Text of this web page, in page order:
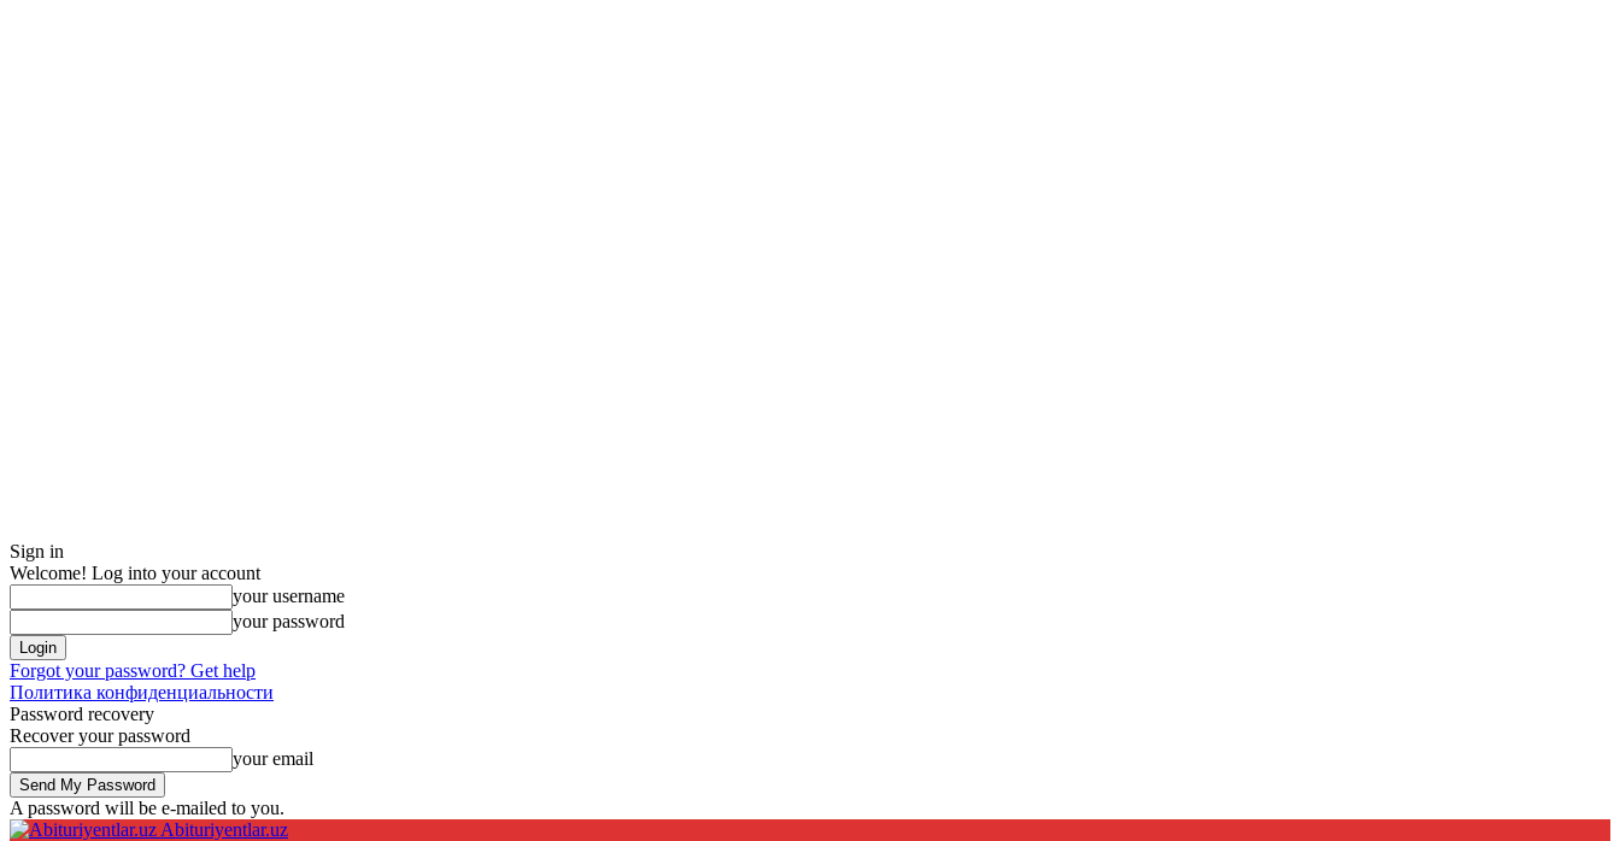
Sign in
Welcome! Log into your account
your username
your password
Forgot your password? Get help
Политика конфиденциальности
Password recovery
Recover your password
your email
A password will be e-mailed to you.
Abituriyentlar.uz